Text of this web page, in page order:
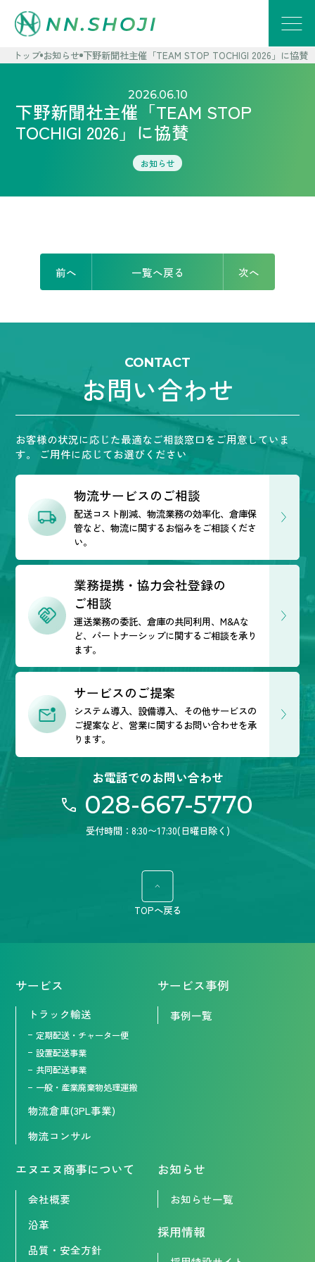
トップ お知らせ 下野新聞社主催「TEAM STOP TOCHIGI 2026」に協賛
2026.06.10
下野新聞社主催「TEAM STOP
TOCHIGI 2026」に協賛
お知らせ
前へ 一覧へ戻る 次へ
CONTACT
お問い合わせ
お客様の状況に応じた最適なご相談窓口をご用意していま
す。
ご用件に応じてお選びください
お電話でのお問い合わせ
028-667-5770
受付時間：8:30〜17:30(日曜日除く)
物流サービスのご相談
配送コスト削減、物流業務の効率化、倉庫保
管など、物流に関するお悩みをご相談くださ
い。
業務提携・協力会社登録の
ご相談
運送業務の委託、倉庫の共同利用、M&Aな
ど、パートナーシップに関するご相談を承り
ます。
サービスのご提案
システム導入、設備導入、その他サービスの
ご提案など、営業に関するお問い合わせを承
ります。
サービス
トラック輸送
定期配送・チャーター便
設置配送事業
共同配送事業
一般・産業廃棄物処理運搬
物流倉庫(3PL事業)
物流コンサル
サービス事例
事例一覧
エヌエヌ商事について
会社概要
沿革
品質・安全方針
お知らせ
お知らせ一覧
採用情報
TOPへ戻る